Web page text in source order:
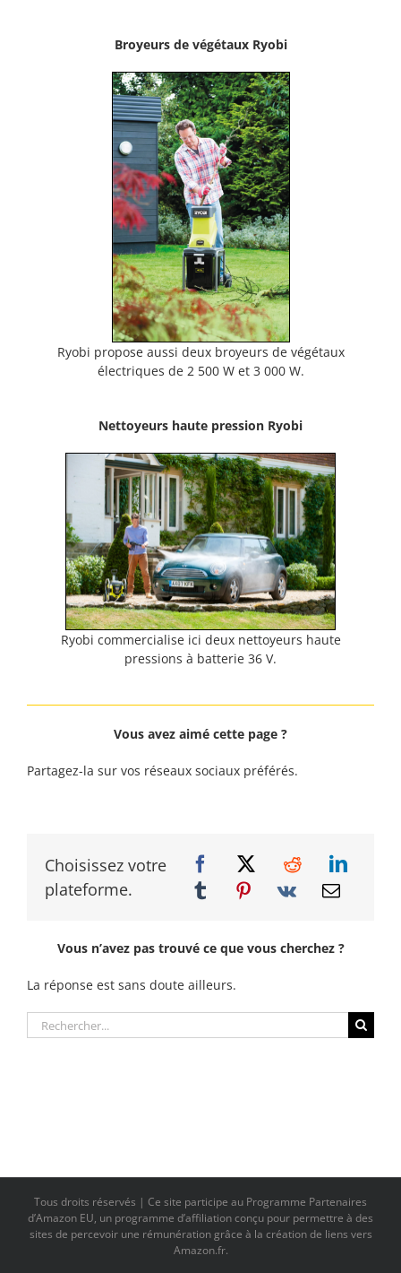
Broyeurs de végétaux Ryobi
Ryobi propose aussi deux broyeurs de végétaux
électriques de 2 500 W et 3 000 W.
Nettoyeurs haute pression Ryobi
Ryobi commercialise ici deux nettoyeurs haute
pressions à batterie 36 V.
Vous avez aimé cette page ?
Partagez-la sur vos réseaux sociaux préférés.
Choisissez votre
plateforme.
Vous n’avez pas trouvé ce que vous cherchez ?
La réponse est sans doute ailleurs.
Rechercher:
Tous droits réservés | Ce site participe au Programme Partenaires
d’Amazon EU, un programme d’affiliation conçu pour permettre à des
sites de percevoir une rémunération grâce à la création de liens vers
Amazon.fr.